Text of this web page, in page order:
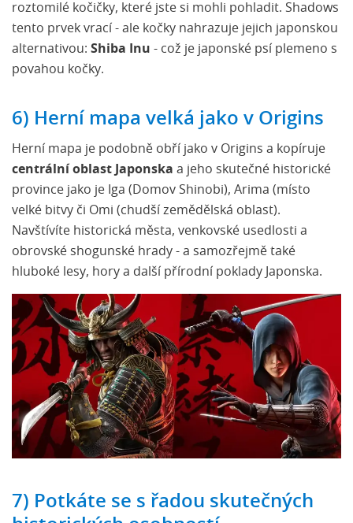
roztomilé kočičky, které jste si mohli pohladit. Shadows
tento prvek vrací - ale kočky nahrazuje jejich japonskou
alternativou: Shiba Inu - což je japonské psí plemeno s
povahou kočky.
6) Herní mapa velká jako v Origins
Herní mapa je podobně obří jako v Origins a kopíruje
centrální oblast Japonska a jeho skutečné historické
province jako je Iga (Domov Shinobi), Arima (místo
velké bitvy či Omi (chudší zemědělská oblast).
Navštívíte historická města, venkovské usedlosti a
obrovské shogunské hrady - a samozřejmě také
hluboké lesy, hory a další přírodní poklady Japonska.
7) Potkáte se s řadou skutečných